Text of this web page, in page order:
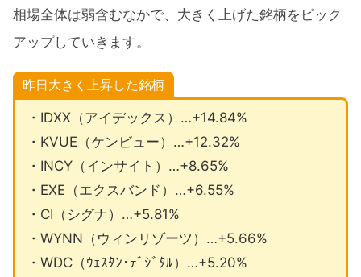
相場全体は弱含むなかで、大きく上げた銘柄をピック
アップしていきます。
昨日大きく上昇した銘柄
・IDXX（アイデックス）…+14.84%
・KVUE（ケンビュー）…+12.32%
・INCY（インサイト）…+8.65%
・EXE（エクスバンド）…+6.55%
・CI（シグナ）…+5.81%
・WYNN（ウィンリゾーツ）…+5.66%
・WDC（ｳｪｽﾀﾝ･ﾃﾞｼﾞﾀﾙ）…+5.20%